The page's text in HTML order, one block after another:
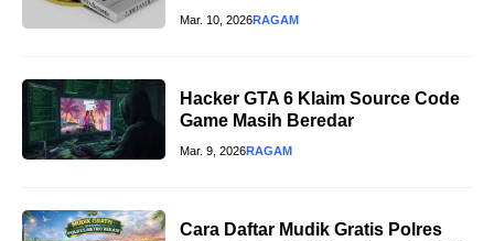
Mar. 10, 2026RAGAM
Hacker GTA 6 Klaim Source Code
Game Masih Beredar
Mar. 9, 2026RAGAM
Cara Daftar Mudik Gratis Polres